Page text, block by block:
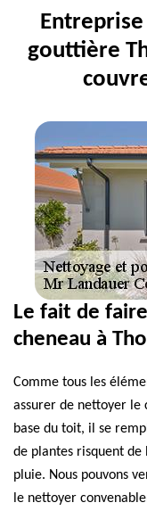
gouttière
Le fait de
cheneau à
Comme tous les
assurer de nettoyer le
base du toit, il se
de plantes risquent de
pluie. Nous pouvons
le nettoyer